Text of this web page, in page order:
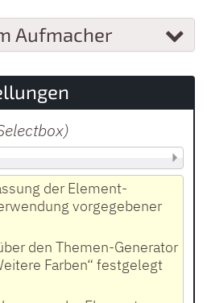
Aufmacher
)
der Element-
vorgegebener
den Themen-Generator
Farben“ festgelegt